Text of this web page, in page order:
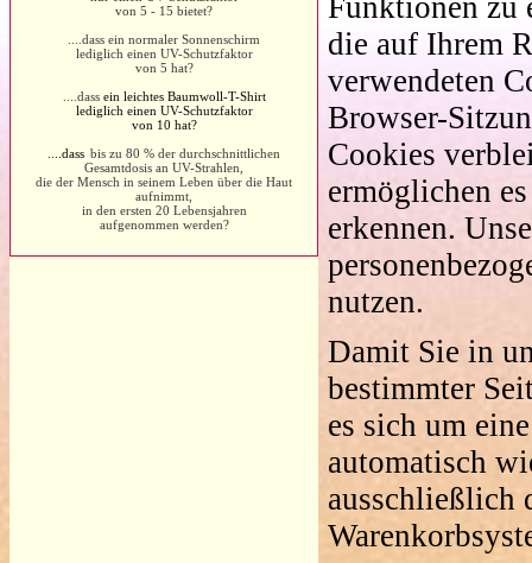
von 5 - 15 bietet?
....dass ein normaler Sonnenschirm
lediglich einen UV-Schutzfaktor
von 5 hat?
....dass ein leichtes Baumwoll-T-Shirt
lediglich einen UV-Schutzfaktor
von 10 hat?
....dass bis zu 80 % der durchschnittlichen
Gesamtdosis an UV-Strahlen,
die der Mensch in seinem Leben über die Haut
aufnimmt,
in den ersten 20 Lebensjahren
aufgenommen werden?
Funktionen zu
die auf Ihrem
verwendeten
Browser-
Cookies
ermöglichen
erkennen.
nutzen.
Damit Sie in
bestimmter
es sich um
automatisch
ausschließlich